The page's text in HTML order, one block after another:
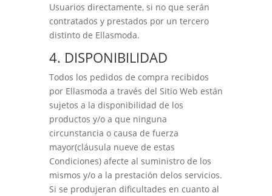
Usuarios directamente, si no que serán
contratados y prestados por un tercero
distinto de Ellasmoda.
4. DISPONIBILIDAD
Todos los pedidos de compra recibidos
por Ellasmoda a través del Sitio Web están
sujetos a la disponibilidad de los
productos y/o a que ninguna
circunstancia o causa de fuerza
mayor(cláusula nueve de estas
Condiciones) afecte al suministro de los
mismos y/o a la prestación delos servicios.
Si se produjeran dificultades en cuanto al